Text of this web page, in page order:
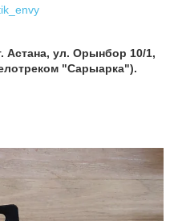
Астана, ул. Орынбор 10/1,
"Сарыарка").